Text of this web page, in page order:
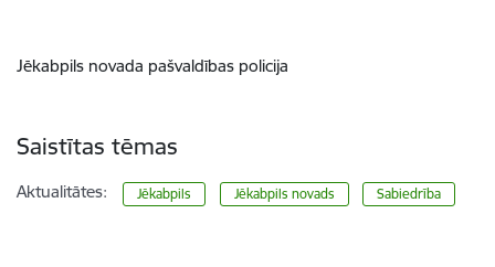
Jēkabpils novada pašvaldības policija
Saistītas tēmas
Aktualitātes: Jēkabpils Jēkabpils novads Sabiedrība